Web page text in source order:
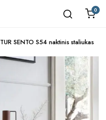
0
TUR SENTO S54 naktinis staliukas